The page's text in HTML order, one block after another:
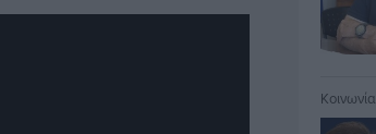
Κοινωνία